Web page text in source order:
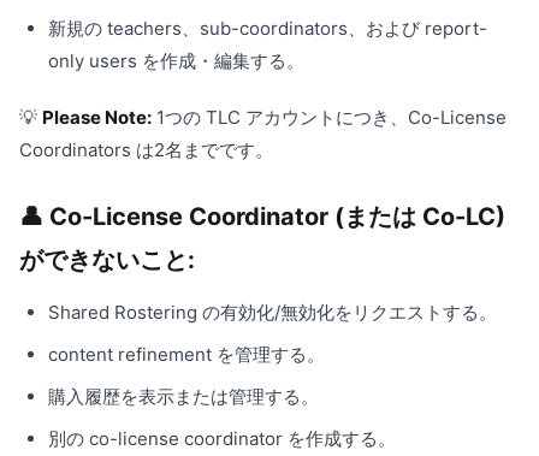
新規の teachers、sub-coordinators、および report-
only users を作成・編集する。
💡 Please Note: 1つの TLC アカウントにつき、Co-License
Coordinators は2名までです。
👤 Co-License Coordinator (または Co-LC)
ができないこと:
Shared Rostering の有効化/無効化をリクエストする。
content refinement を管理する。
購入履歴を表示または管理する。
別の co-license coordinator を作成する。